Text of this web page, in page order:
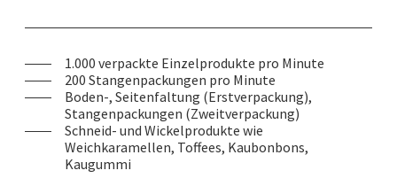
1.000 verpackte Einzelprodukte pro Minute
200 Stangenpackungen pro Minute
Boden-, Seitenfaltung (Erstverpackung),
Stangenpackungen (Zweitverpackung)
Schneid- und Wickelprodukte wie
Weichkaramellen, Toffees, Kaubonbons,
Kaugummi